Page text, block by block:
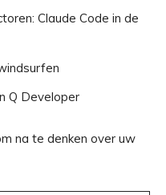
Claude Code in de
Q Developer
na te denken over uw